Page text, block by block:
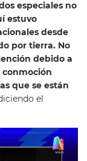
especiales no
estuvo
desde
por tierra. No
debido a
conmoción
que se están
el